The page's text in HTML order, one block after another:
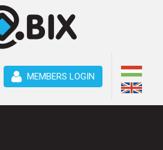
MEMBERS LOGIN